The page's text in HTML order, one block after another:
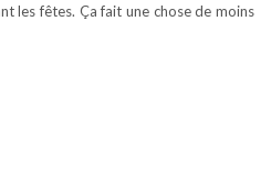
les fêtes. Ça fait une chose de moins